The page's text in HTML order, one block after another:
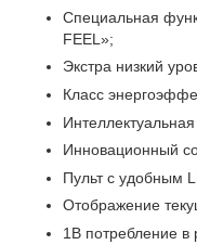
Специальная
FEEL»;
Экстра низкий
Класс
Инновационный
Пульт с удобным
Отображение
1В потребление